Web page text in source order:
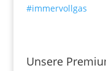
#immervollgas
Unsere